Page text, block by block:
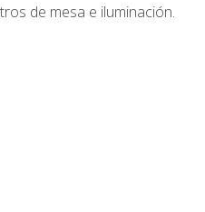
de mesa e iluminación.